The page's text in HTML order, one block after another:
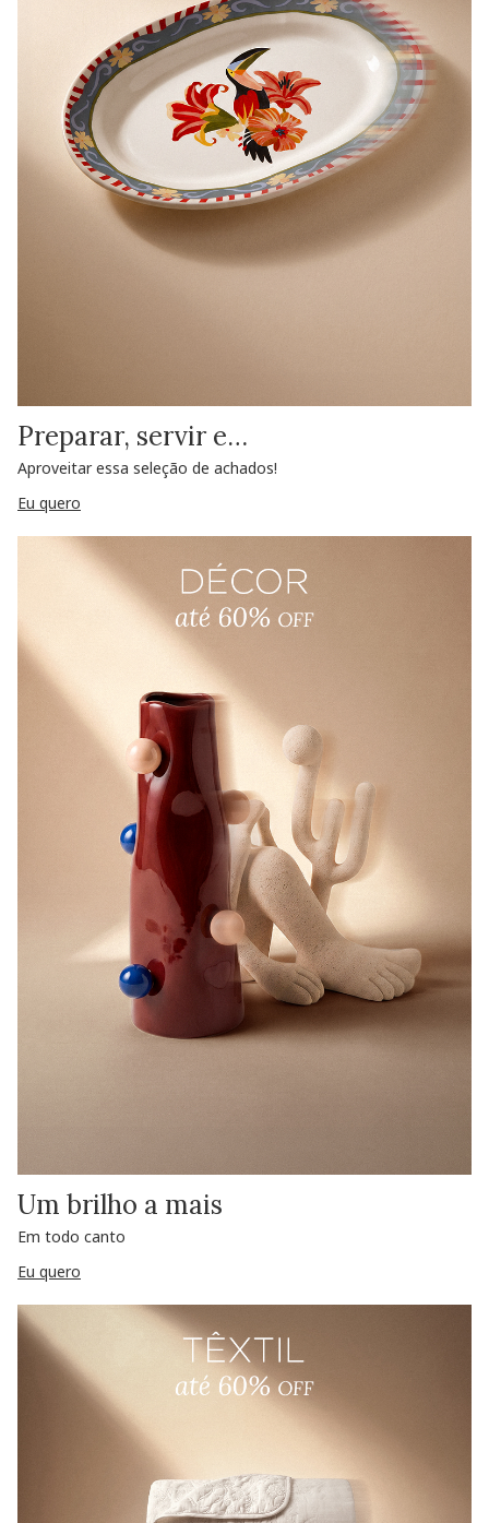
Preparar, servir e…
Aproveitar essa seleção de achados!
Eu quero
Um brilho a mais
Em todo canto
Eu quero